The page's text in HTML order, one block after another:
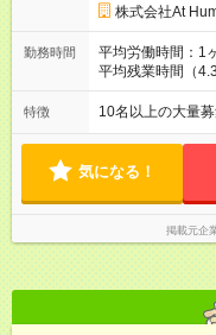
で全額支給。 【頑張りを給与・キャリアに還元します】 年に2
回⼈事評価があ
のため、若い内
⼀般職（20～31
～58万円） 【試用期間】試用期間あり 試用期間の長さ：6ヶ月
※ 雇用形態と給
形態：本採用時
円 上記額にはみ
たします。 みな
時間 15時間／月
株式会社At
勤務時間
平均労働時間：1
平均残業時間（
より異なります
20:00 平均労働時間：1ヶ月あたり160時間 ◎実働8時間・休憩1
先に より異なり
～20:00
特徴 10名以上の大量
気になる！
掲載元企